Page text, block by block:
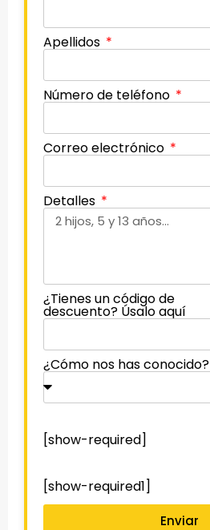
Apellidos
Número de teléfono
Correo electrónico
Detalles
¿Tienes un código de
descuento? Úsalo aquí
¿Cómo nos has conocido?
[show-required]
[show-required1]
Enviar